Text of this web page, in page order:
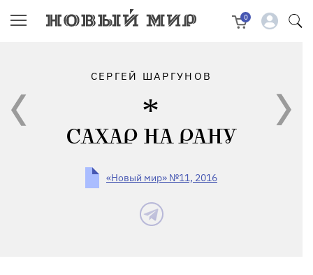
0
СЕРГЕЙ ШАРГУНОВ
САХАР НА РАНУ
«Новый мир» №11, 2016